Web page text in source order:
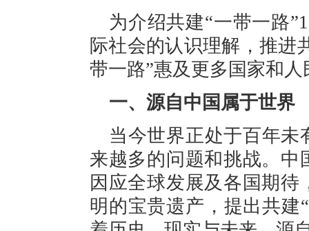
为介绍共建“一带一路
际社会的认识理解，推进
带一路”惠及更多国家和
一、源自中国属于世界
当今世界正处于百年未
来越多的问题和挑战。中
因应全球发展及各国期
明的宝贵遗产，提出共建